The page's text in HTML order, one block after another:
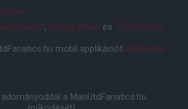
, Instagramon és YouTube-on
mobil applikációt Androidra
a ManUtdFanatics.hu